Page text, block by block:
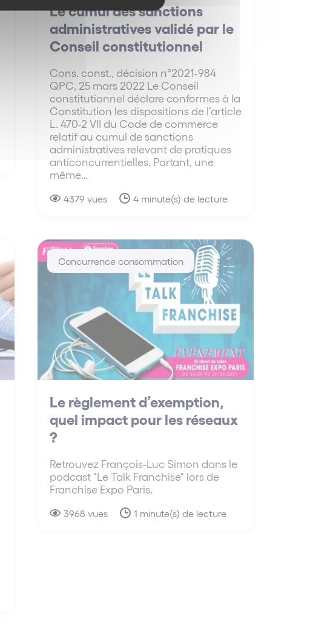
Le cumul des sanctions
administratives validé par le
Conseil constitutionnel
Cons. const., décision n°2021-984
QPC, 25 mars 2022 Le Conseil
constitutionnel déclare conformes à la
Constitution les dispositions de l’article
L. 470-2 VII du Code de commerce
relatif au cumul de sanctions
administratives relevant de pratiques
anticoncurrentielles. Partant, une
même…
4379 vues 4 minute(s) de lecture
Concurrence consommation
Le règlement d’exemption,
quel impact pour les réseaux
?
Retrouvez François-Luc Simon dans le
podcast "Le Talk Franchise" lors de
Franchise Expo Paris.
3968 vues 1 minute(s) de lecture